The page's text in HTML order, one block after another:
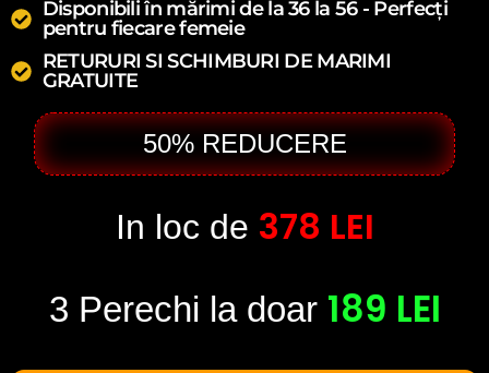
Disponibili în mărimi de la 36 la 56 - Perfecți
pentru fiecare femeie
RETURURI SI SCHIMBURI DE MARIMI
GRATUITE
50% REDUCERE
In loc de 378 LEI
3 Perechi la doar 189 LEI